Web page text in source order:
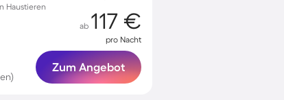
Haustieren
ab 117 €
pro Nacht
Zum Angebot